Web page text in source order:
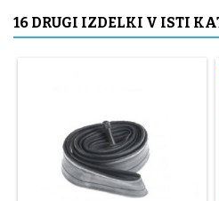
16 DRUGI IZDELKI V ISTI